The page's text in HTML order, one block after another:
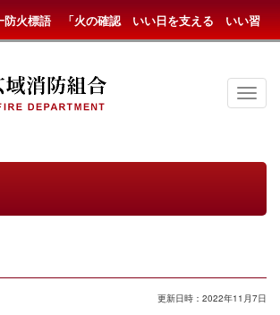
防火標語 「火の確認 いい日を支える いい習
京
都
組
ニ
ュ
ー
更新日時：2022年11月7日